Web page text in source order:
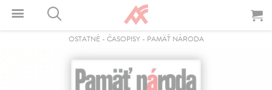
OSTATNÉ- ČASOPISY- PAMÄŤ NÁRODA